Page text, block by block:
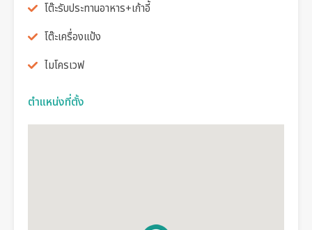
โต๊ะรับประทานอาหาร+เก้าอี้
โต๊ะเครื่องแป้ง
ไมโครเวฟ
ตำแหน่งที่ตั้ง